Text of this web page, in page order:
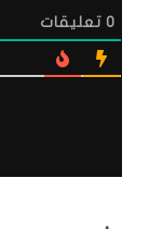
0 تعليقات